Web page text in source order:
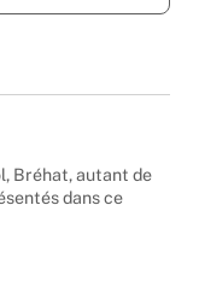
Bréhat, autant de
dans ce